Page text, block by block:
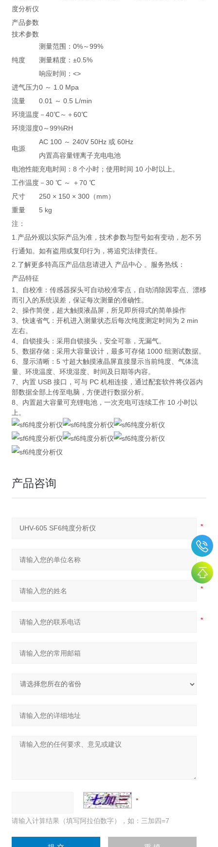
度分析仪
产品参数
技术参数
纯度
测量范围：0%～99%
测量精度：±0.5%
响应时间：<>
进气压力0 ～ 1.0 Mpa
流量
0.01 ～ 0.5 L/min
环境温度－40℃～＋60℃
环境湿度0～99%RH
电源
AC 100 ～ 240V 50Hz 或 60Hz
内置高容量锂离子充电电池
电池性能充电时间：8 个小时；使用时间 10 小时以上。
工作温度－30 ℃ ～ ＋70 ℃
尺寸
250 × 150 × 300（mm）
重量
5 kg
注：
1.产品外观以实际产品为准，技术参数与型号如有变动，恕不另
行通知。如有盗用或复印行为，将追究法律责任。
2.了解更多特高压产品信息请进入 产品中心 。服务热线：
产品特征
1、自校准：传感器探头可自动校准零点，自动消除因零点、漂移
而引入的系统误差，保证每次测量的准确性。
2、操作简便，超大触摸液晶屏，所见即所得式的简单操作
3、快速省气：开机进入测量状态后每次纯度测定时间为 2 min
左右。
4、自锁接头：采用自锁接头，安全可靠，无漏气。
5、数据存储：采用大容量设计，最多可存储 1000 组测试数据。
6、显示清晰：5 寸超大触摸液晶屏直接显示当前纯度、气体流
量、环境温度、环境湿度、时间及日期等内容。
7、内置 USB 接口，可与 PC 机相连接，通过配套软件将仪器内
部数据全部上传至电脑，方便进行数据分析。
8、内置超大容量可充锂电池，一次充电可连续工作 10 小时以
上。
产品咨询
请输入计算结果（填写阿拉伯数字），如：三加四=7